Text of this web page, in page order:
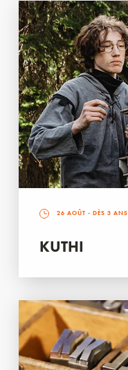
26 AOÛT - DÈS 3 ANS
KUTHI